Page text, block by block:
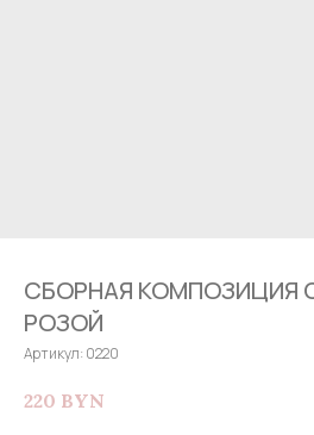
СБОРНАЯ КОМПОЗИЦИЯ
РОЗОЙ
Артикул: 0220
220 BYN